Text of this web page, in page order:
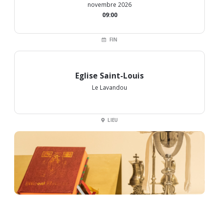
novembre 2026
09:00
FIN
Eglise Saint-Louis
Le Lavandou
LIEU